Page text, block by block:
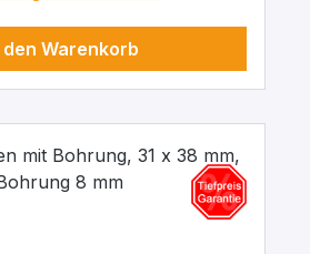
den Warenkorb